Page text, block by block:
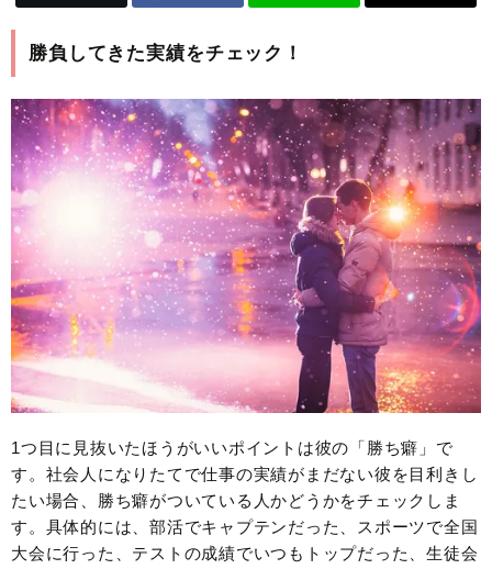
勝負してきた実績をチェック！
1つ目に見抜いたほうがいいポイントは彼の「勝ち癖」で
す。社会人になりたてで仕事の実績がまだない彼を目利きし
たい場合、勝ち癖がついている人かどうかをチェックしま
す。具体的には、部活でキャプテンだった、スポーツで全国
大会に行った、テストの成績でいつもトップだった、生徒会